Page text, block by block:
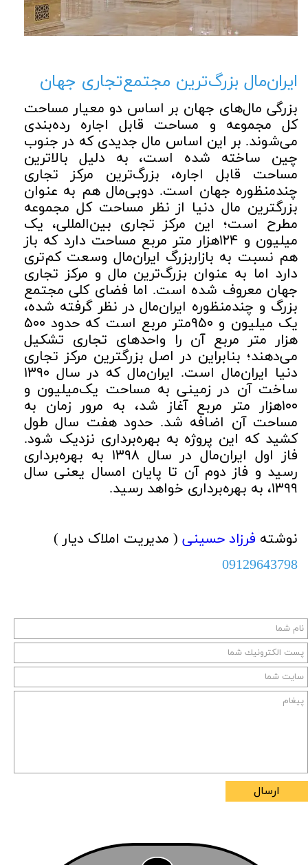
ایران‌مال بزرگ‌ترین مجتمع‌تجاری جهان
بزرگی مال‌های جهان بر اساس دو معیار مساحت
کل مجموعه و مساحت قابل اجاره رده‌بندی
می‌شوند. بر این اساس مال جدیدی که در جنوب
چین ساخته شده است، به دلیل بالاترین
مساحت قابل اجاره، بزرگ‌ترین مرکز تجاری
چندمنظوره جهان است. دوبی‌مال هم به عنوان
بزرگترین مال دنیا از نظر مساحت کل مجموعه
مطرح است؛ این مرکز تجاری بین‌المللی، یک
میلیون و ۱۲۴هزار متر مربع مساحت دارد که باز
هم نسبت به بازاربزرگ ایران‌مال وسعت کم‌تری
دارد اما به عنوان بزرگ‌ترین مال و مرکز تجاری
جهان معروف شده است. اما فضای کلی مجتمع
بزرگ و چندمنظوره ایران‌مال در نظر گرفته شده،
یک میلیون و ۹۵۰متر مربع است که حدود ۵۰۰
هزار متر مربع آن را واحدهای تجاری تشکیل
می‌دهند؛ بنابراین در اصل بزرگترین مرکز تجاری
دنیا ایران‌مال است. ایران‌مال که در سال ۱۳۹۰
ساخت آن در زمینی به مساحت یک‌میلیون و
۱۰۰هزار متر مربع آغاز شد، به مرور زمان به
مساحت آن اضافه شد. حدود هفت سال طول
کشید که این پروژه به بهره‌برداری نزدیک شود.
فاز اول ایران‌مال در سال ۱۳۹۸ به بهره‌برداری
رسید و فاز دوم آن تا پایان امسال یعنی سال
۱۳۹۹، به بهره‌برداری خواهد رسید.
نوشته فرزاد حسینی ( مدیریت املاک دیار )
09129643798
ارسال